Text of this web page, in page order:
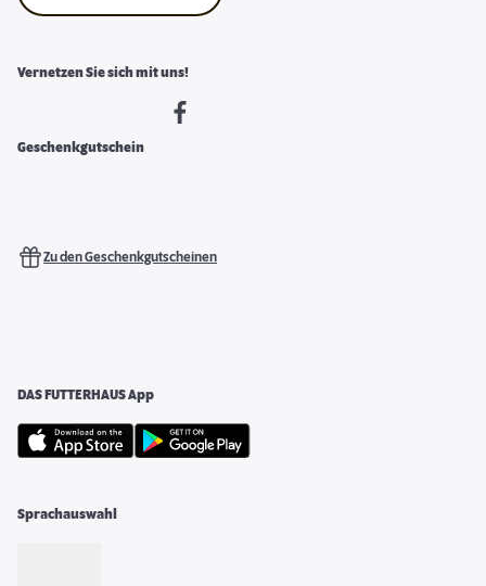
Vernetzen Sie sich mit uns!
Geschenkgutschein
Zu den Geschenkgutscheinen
DAS FUTTERHAUS App
Sprachauswahl